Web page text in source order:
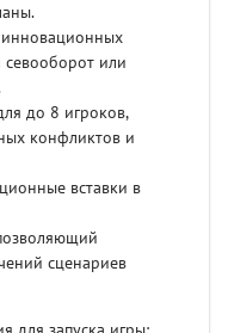
инновационных
севооборот или
до 8 игроков,
конфликтов и
вставки в
сценариев